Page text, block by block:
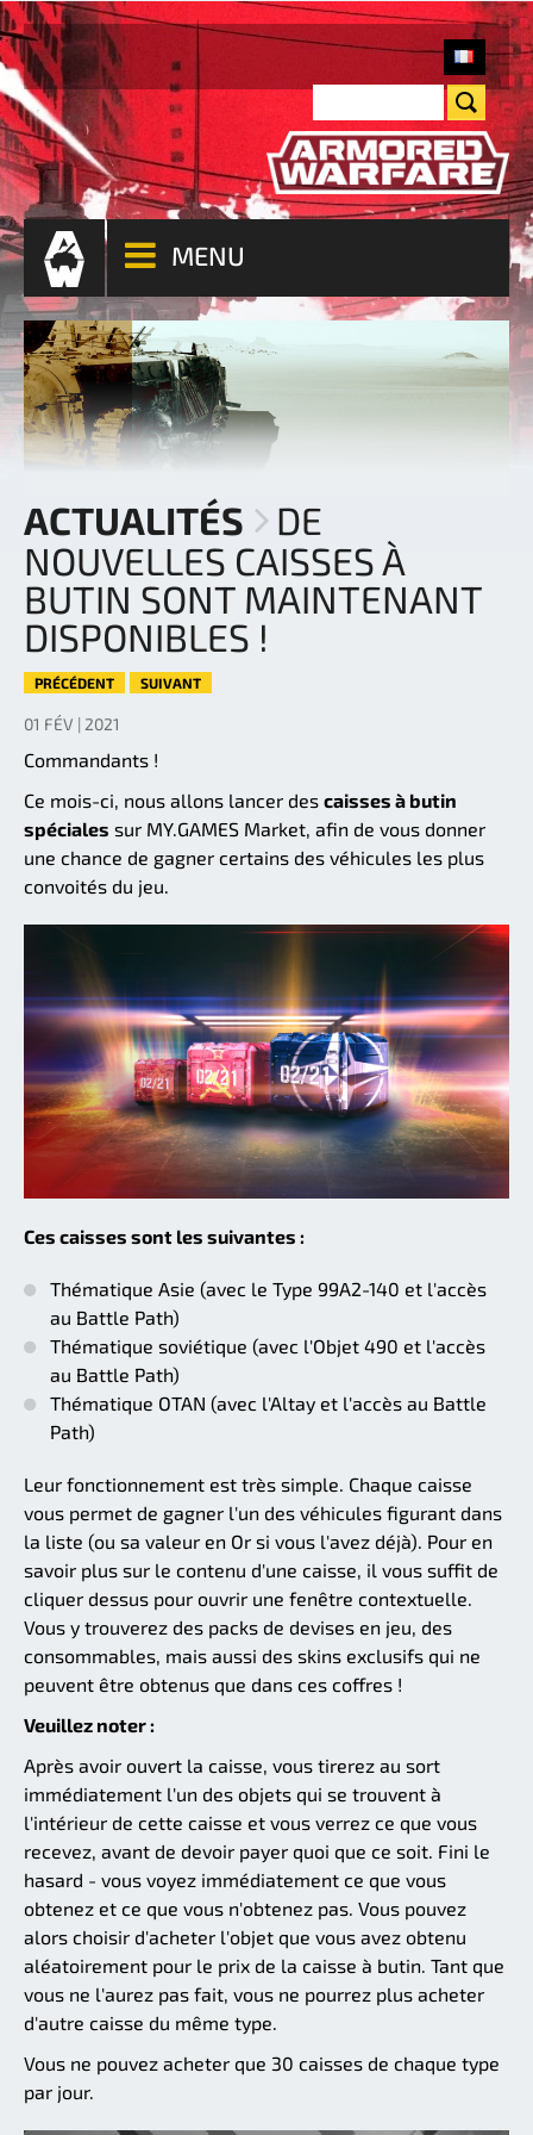
MENU
ACTUALITÉS
DE
NOUVELLES CAISSES À
BUTIN SONT MAINTENANT
DISPONIBLES !
PRÉCÉDENT SUIVANT
01 FÉV | 2021
Commandants !
Ce mois-ci, nous allons lancer des caisses à butin
spéciales sur MY.GAMES Market, afin de vous donner
une chance de gagner certains des véhicules les plus
convoités du jeu.
Ces caisses sont les suivantes :
Thématique Asie (avec le Type 99A2-140 et l'accès
au Battle Path)
Thématique soviétique (avec l'Objet 490 et l'accès
au Battle Path)
Thématique OTAN (avec l'Altay et l'accès au Battle
Path)
Leur fonctionnement est très simple. Chaque caisse
vous permet de gagner l'un des véhicules figurant dans
la liste (ou sa valeur en Or si vous l'avez déjà). Pour en
savoir plus sur le contenu d'une caisse, il vous suffit de
cliquer dessus pour ouvrir une fenêtre contextuelle.
Vous y trouverez des packs de devises en jeu, des
consommables, mais aussi des skins exclusifs qui ne
peuvent être obtenus que dans ces coffres !
Veuillez noter :
Après avoir ouvert la caisse, vous tirerez au sort
immédiatement l'un des objets qui se trouvent à
l'intérieur de cette caisse et vous verrez ce que vous
recevez, avant de devoir payer quoi que ce soit. Fini le
hasard - vous voyez immédiatement ce que vous
obtenez et ce que vous n'obtenez pas. Vous pouvez
alors choisir d'acheter l'objet que vous avez obtenu
aléatoirement pour le prix de la caisse à butin. Tant que
vous ne l'aurez pas fait, vous ne pourrez plus acheter
d'autre caisse du même type.
Vous ne pouvez acheter que 30 caisses de chaque type
par jour.